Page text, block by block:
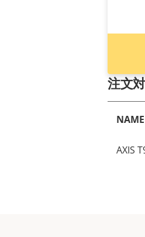
注文
NAME
AXIS